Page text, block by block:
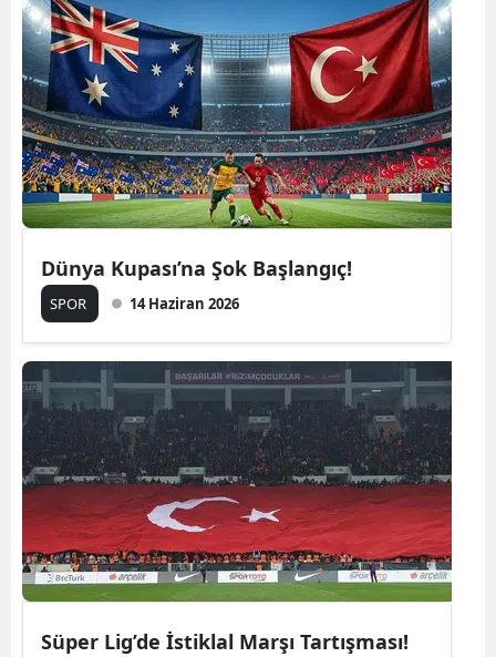
Dünya Kupası’na Şok Başlangıç!
SPOR 14 Haziran 2026
Süper Lig’de İstiklal Marşı Tartışması!